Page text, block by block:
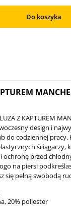
Do koszyka
Z KAPTUREM
design i
do codziennej pracy.
ściągaczy,
przed
na piersi
się pełną swobodą
20% poliester